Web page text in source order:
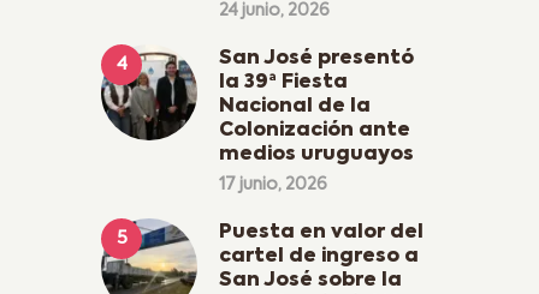
24 junio, 2026
San José presentó
la 39ª Fiesta
Nacional de la
Colonización ante
medios uruguayos
17 junio, 2026
Puesta en valor del
cartel de ingreso a
San José sobre la